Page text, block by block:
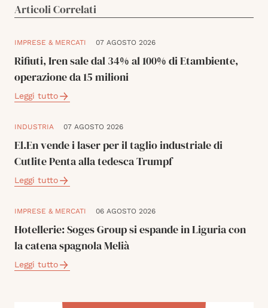
Articoli Correlati
IMPRESE & MERCATI 07 AGOSTO 2026
Rifiuti, Iren sale dal 34% al 100% di Etambiente,
operazione da 15 milioni
Leggi tutto
INDUSTRIA 07 AGOSTO 2026
El.En vende i laser per il taglio industriale di
Cutlite Penta alla tedesca Trumpf
Leggi tutto
IMPRESE & MERCATI 06 AGOSTO 2026
Hotellerie: Soges Group si espande in Liguria con
la catena spagnola Melià
Leggi tutto